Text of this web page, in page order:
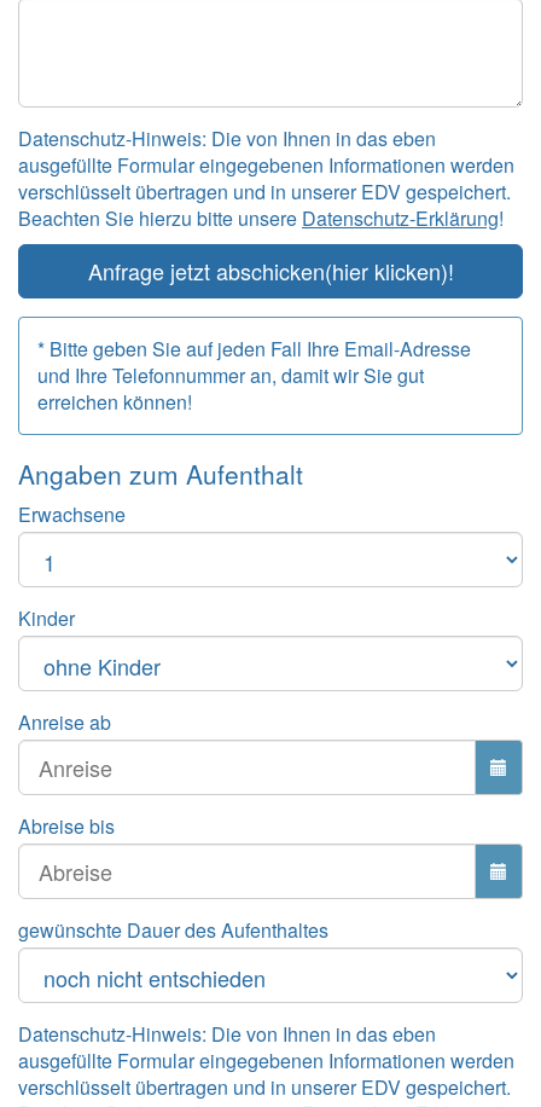
Datenschutz-Hinweis: Die von Ihnen in das eben
ausgefüllte Formular eingegebenen Informationen werden
verschlüsselt übertragen und in unserer EDV gespeichert.
Beachten Sie hierzu bitte unsere Datenschutz-Erklärung!
Anfrage jetzt abschicken(hier klicken)!
* Bitte geben Sie auf jeden Fall Ihre Email-Adresse
und Ihre Telefonnummer an, damit wir Sie gut
erreichen können!
Angaben zum Aufenthalt
Erwachsene
Kinder
Anreise ab
Abreise bis
gewünschte Dauer des Aufenthaltes
Datenschutz-Hinweis: Die von Ihnen in das eben
ausgefüllte Formular eingegebenen Informationen werden
verschlüsselt übertragen und in unserer EDV gespeichert.